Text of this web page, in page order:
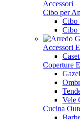
Accessori
Cibo per
Cibo
Cibo
Accessori
Coperture
Vele
Cucina